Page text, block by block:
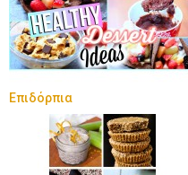
Επιδόρπια